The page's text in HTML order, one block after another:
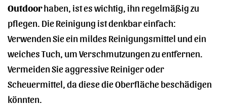
Outdoorhaben, ist es wichtig, ihn regelmäßig zu
pflegen. Die Reinigung ist denkbar einfach:
Verwenden Sie ein mildes Reinigungsmittel und ein
weiches Tuch, um Verschmutzungen zu entfernen.
Vermeiden Sie aggressive Reiniger oder
Scheuermittel, da diese die Oberfläche beschädigen
könnten.